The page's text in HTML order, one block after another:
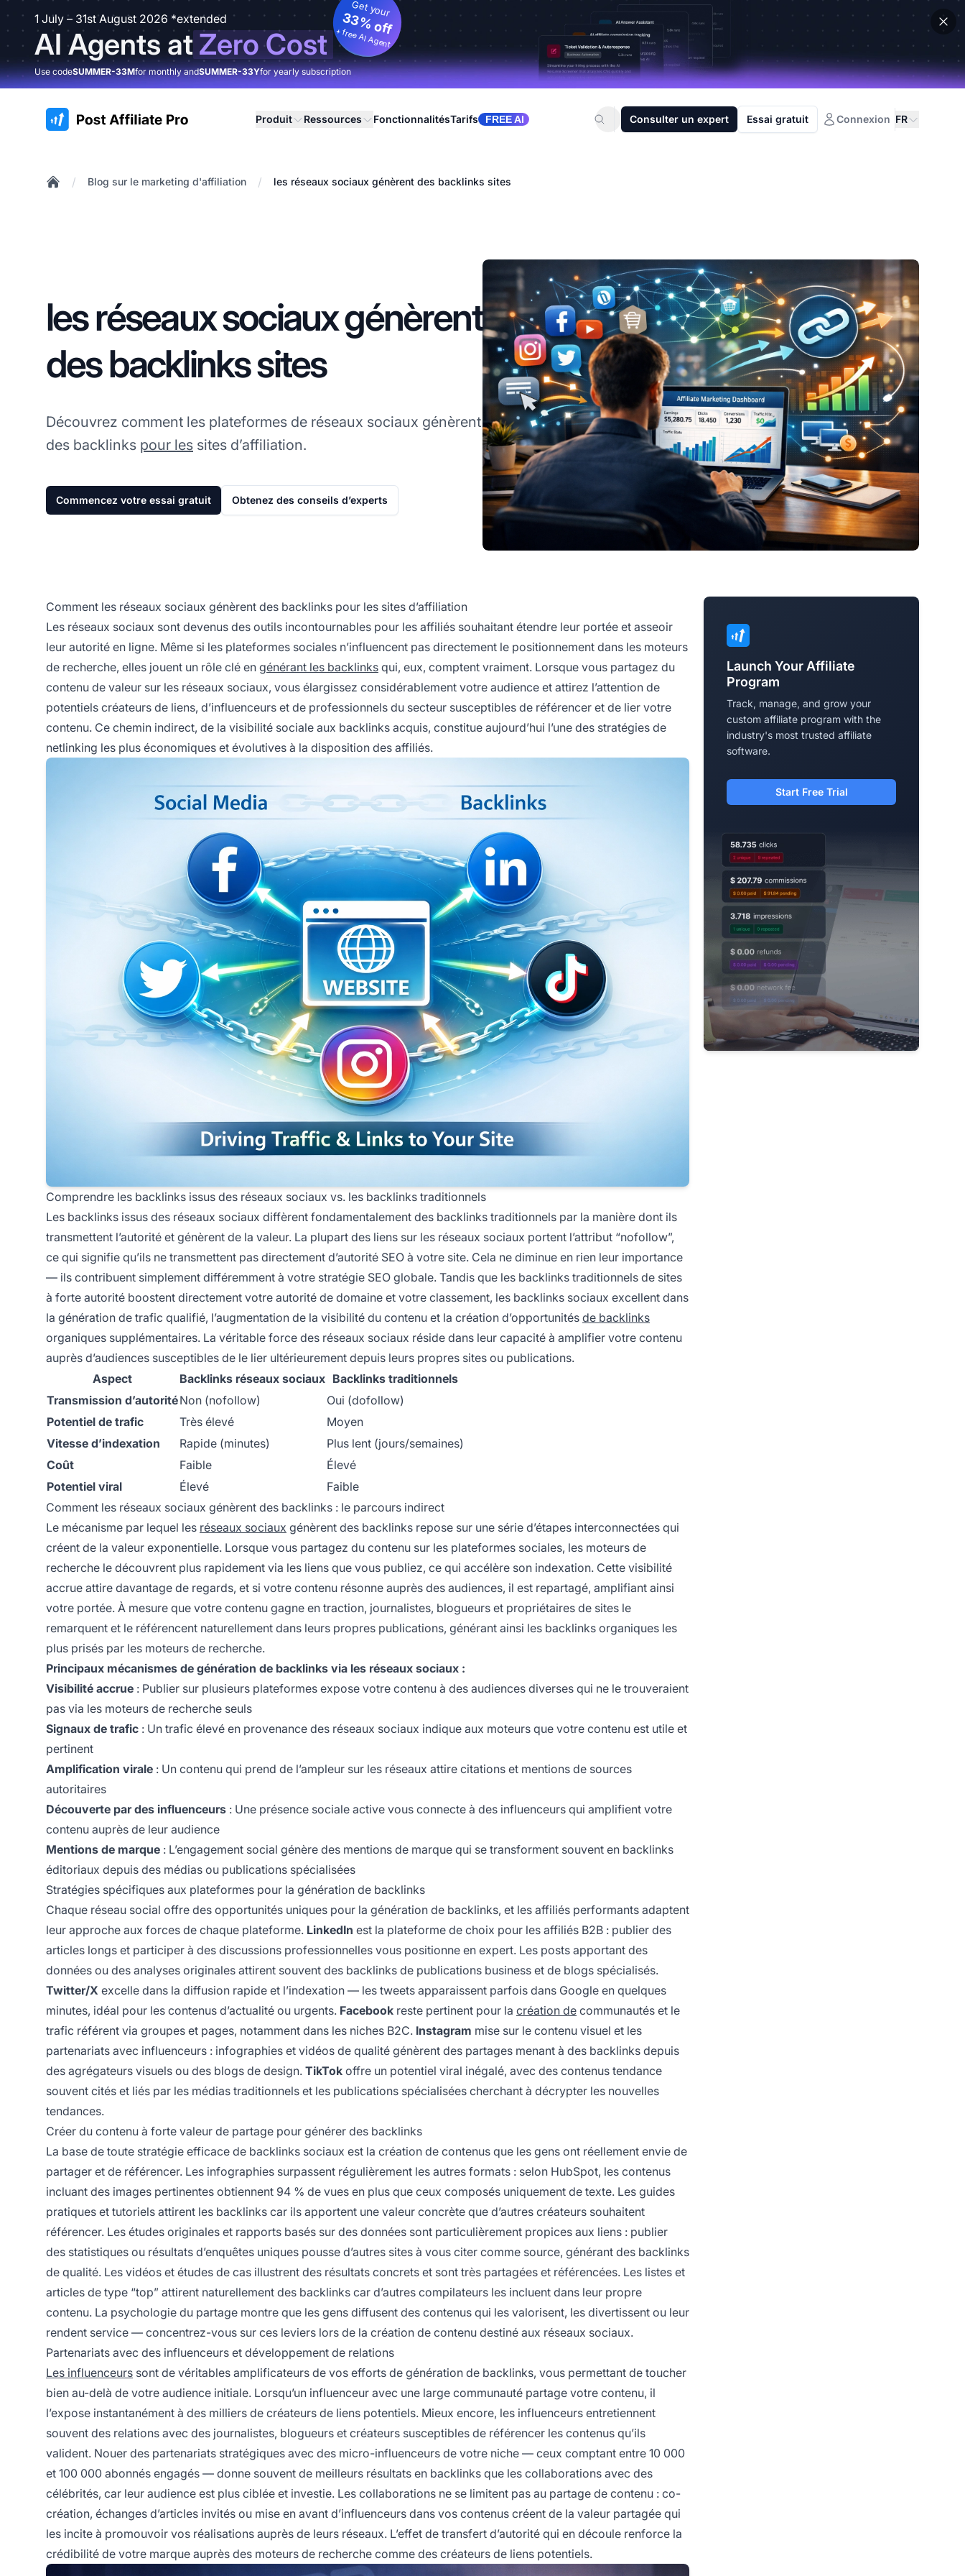
1 July – 31st August 2026 *extended
AI Agents atZero Cost
Get your
33% off
+ free AI Agent
Use codeSUMMER-33Mfor monthly andSUMMER-33Yfor yearly subscription
:site.title Produit Ressources FonctionnalitésTarifs FREE AI Consulter un expert Essai gratuit Connexion FR
/ Blog sur le marketing d'affiliation / les réseaux sociaux génèrent des backlinks sites
les réseaux sociaux génèrent
des backlinks sites
Découvrez comment les plateformes de réseaux sociaux génèrent
des backlinks pour les sites d’affiliation.
Commencez votre essai gratuit Obtenez des conseils d’experts
Comment les réseaux sociaux génèrent des backlinks pour les sites d’affiliation
Les réseaux sociaux sont devenus des outils incontournables pour les affiliés souhaitant étendre leur portée et asseoir
leur autorité en ligne. Même si les plateformes sociales n’influencent pas directement le positionnement dans les moteurs
de recherche, elles jouent un rôle clé en générant les backlinks qui, eux, comptent vraiment. Lorsque vous partagez du
contenu de valeur sur les réseaux sociaux, vous élargissez considérablement votre audience et attirez l’attention de
potentiels créateurs de liens, d’influenceurs et de professionnels du secteur susceptibles de référencer et de lier votre
contenu. Ce chemin indirect, de la visibilité sociale aux backlinks acquis, constitue aujourd’hui l’une des stratégies de
netlinking les plus économiques et évolutives à la disposition des affiliés.
Comprendre les backlinks issus des réseaux sociaux vs. les backlinks traditionnels
Les backlinks issus des réseaux sociaux diffèrent fondamentalement des backlinks traditionnels par la manière dont ils
transmettent l’autorité et génèrent de la valeur. La plupart des liens sur les réseaux sociaux portent l’attribut “nofollow”,
ce qui signifie qu’ils ne transmettent pas directement d’autorité SEO à votre site. Cela ne diminue en rien leur importance
— ils contribuent simplement différemment à votre stratégie SEO globale. Tandis que les backlinks traditionnels de sites
à forte autorité boostent directement votre autorité de domaine et votre classement, les backlinks sociaux excellent dans
la génération de trafic qualifié, l’augmentation de la visibilité du contenu et la création d’opportunités de backlinks
organiques supplémentaires. La véritable force des réseaux sociaux réside dans leur capacité à amplifier votre contenu
auprès d’audiences susceptibles de le lier ultérieurement depuis leurs propres sites ou publications.
Aspect
Backlinks réseaux sociaux Backlinks traditionnels
Transmission d’autoritéNon (nofollow)
Oui (dofollow)
Potentiel de trafic
Très élevé
Moyen
Vitesse d’indexation
Rapide (minutes)
Plus lent (jours/semaines)
Coût
Faible
Élevé
Potentiel viral
Élevé
Faible
Comment les réseaux sociaux génèrent des backlinks : le parcours indirect
Le mécanisme par lequel les réseaux sociaux génèrent des backlinks repose sur une série d’étapes interconnectées qui
créent de la valeur exponentielle. Lorsque vous partagez du contenu sur les plateformes sociales, les moteurs de
recherche le découvrent plus rapidement via les liens que vous publiez, ce qui accélère son indexation. Cette visibilité
accrue attire davantage de regards, et si votre contenu résonne auprès des audiences, il est repartagé, amplifiant ainsi
votre portée. À mesure que votre contenu gagne en traction, journalistes, blogueurs et propriétaires de sites le
remarquent et le référencent naturellement dans leurs propres publications, générant ainsi les backlinks organiques les
plus prisés par les moteurs de recherche.
Principaux mécanismes de génération de backlinks via les réseaux sociaux :
Visibilité accrue : Publier sur plusieurs plateformes expose votre contenu à des audiences diverses qui ne le trouveraient
pas via les moteurs de recherche seuls
Signaux de trafic : Un trafic élevé en provenance des réseaux sociaux indique aux moteurs que votre contenu est utile et
pertinent
Amplification virale : Un contenu qui prend de l’ampleur sur les réseaux attire citations et mentions de sources
autoritaires
Découverte par des influenceurs : Une présence sociale active vous connecte à des influenceurs qui amplifient votre
contenu auprès de leur audience
Mentions de marque : L’engagement social génère des mentions de marque qui se transforment souvent en backlinks
éditoriaux depuis des médias ou publications spécialisées
Stratégies spécifiques aux plateformes pour la génération de backlinks
Chaque réseau social offre des opportunités uniques pour la génération de backlinks, et les affiliés performants adaptent
leur approche aux forces de chaque plateforme. LinkedIn est la plateforme de choix pour les affiliés B2B : publier des
articles longs et participer à des discussions professionnelles vous positionne en expert. Les posts apportant des
données ou des analyses originales attirent souvent des backlinks de publications business et de blogs spécialisés.
Twitter/X excelle dans la diffusion rapide et l’indexation — les tweets apparaissent parfois dans Google en quelques
minutes, idéal pour les contenus d’actualité ou urgents. Facebook reste pertinent pour la création de communautés et le
trafic référent via groupes et pages, notamment dans les niches B2C. Instagram mise sur le contenu visuel et les
partenariats avec influenceurs : infographies et vidéos de qualité génèrent des partages menant à des backlinks depuis
des agrégateurs visuels ou des blogs de design. TikTok offre un potentiel viral inégalé, avec des contenus tendance
souvent cités et liés par les médias traditionnels et les publications spécialisées cherchant à décrypter les nouvelles
tendances.
Créer du contenu à forte valeur de partage pour générer des backlinks
La base de toute stratégie efficace de backlinks sociaux est la création de contenus que les gens ont réellement envie de
partager et de référencer. Les infographies surpassent régulièrement les autres formats : selon HubSpot, les contenus
incluant des images pertinentes obtiennent 94 % de vues en plus que ceux composés uniquement de texte. Les guides
pratiques et tutoriels attirent les backlinks car ils apportent une valeur concrète que d’autres créateurs souhaitent
référencer. Les études originales et rapports basés sur des données sont particulièrement propices aux liens : publier
des statistiques ou résultats d’enquêtes uniques pousse d’autres sites à vous citer comme source, générant des backlinks
de qualité. Les vidéos et études de cas illustrent des résultats concrets et sont très partagées et référencées. Les listes et
articles de type “top” attirent naturellement des backlinks car d’autres compilateurs les incluent dans leur propre
contenu. La psychologie du partage montre que les gens diffusent des contenus qui les valorisent, les divertissent ou leur
rendent service — concentrez-vous sur ces leviers lors de la création de contenu destiné aux réseaux sociaux.
Partenariats avec des influenceurs et développement de relations
Les influenceurs sont de véritables amplificateurs de vos efforts de génération de backlinks, vous permettant de toucher
bien au-delà de votre audience initiale. Lorsqu’un influenceur avec une large communauté partage votre contenu, il
l’expose instantanément à des milliers de créateurs de liens potentiels. Mieux encore, les influenceurs entretiennent
souvent des relations avec des journalistes, blogueurs et créateurs susceptibles de référencer les contenus qu’ils
valident. Nouer des partenariats stratégiques avec des micro-influenceurs de votre niche — ceux comptant entre 10 000
et 100 000 abonnés engagés — donne souvent de meilleurs résultats en backlinks que les collaborations avec des
célébrités, car leur audience est plus ciblée et investie. Les collaborations ne se limitent pas au partage de contenu : co-
création, échanges d’articles invités ou mise en avant d’influenceurs dans vos contenus créent de la valeur partagée qui
les incite à promouvoir vos réalisations auprès de leurs réseaux. L’effet de transfert d’autorité qui en découle renforce la
crédibilité de votre marque auprès des moteurs de recherche comme des créateurs de liens potentiels.
Launch Your Affiliate
Program
Track, manage, and grow your
custom affiliate program with the
industry's most trusted affiliate
software.
Start Free Trial